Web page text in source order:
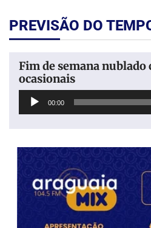
PREVISÃO DO
Fim de semana nublado
ocasionais
Tocador
00:00